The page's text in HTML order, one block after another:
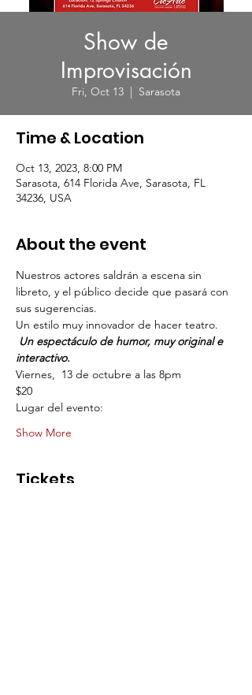
Show de
Improvisación
Fri, Oct 13
  |
Sarasota
Time & Location
Oct 13, 2023, 8:00 PM
Sarasota, 614 Florida Ave, Sarasota, FL
34236, USA
About the event
Nuestros actores saldrán a escena sin
libreto, y el público decide que pasará con
sus sugerencias.
Un estilo muy innovador de hacer teatro.
Un espectáculo de humor, muy original e
interactivo.
Viernes,  13 de octubre a las 8pm
$20
Lugar del evento:
Show More
Tickets